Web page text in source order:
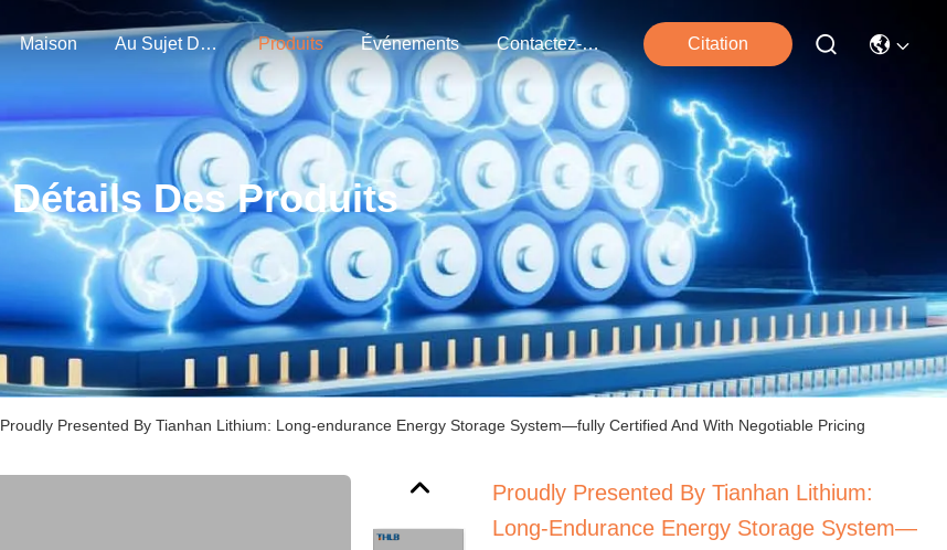
Maison Au Sujet De Nous Produits Événements Contactez-Nous Citation
Détails Des Produits
Proudly Presented By Tianhan Lithium: Long-endurance Energy Storage System—fully Certified And With Negotiable Pricing
Proudly Presented By Tianhan Lithium:
Long-Endurance Energy Storage System—